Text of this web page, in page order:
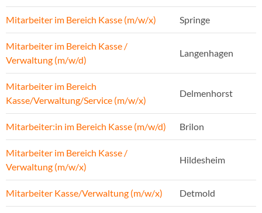
Mitarbeiter im Bereich Kasse (m/w/x) Springe
Mitarbeiter im Bereich Kasse /
Verwaltung (m/w/d)
Langenhagen
Mitarbeiter im Bereich
Kasse/Verwaltung/Service (m/w/x)
Delmenhorst
Mitarbeiter:in im Bereich Kasse (m/w/d) Brilon
Mitarbeiter im Bereich Kasse /
Verwaltung (m/w/x)
Hildesheim
Mitarbeiter Kasse/Verwaltung (m/w/x) Detmold